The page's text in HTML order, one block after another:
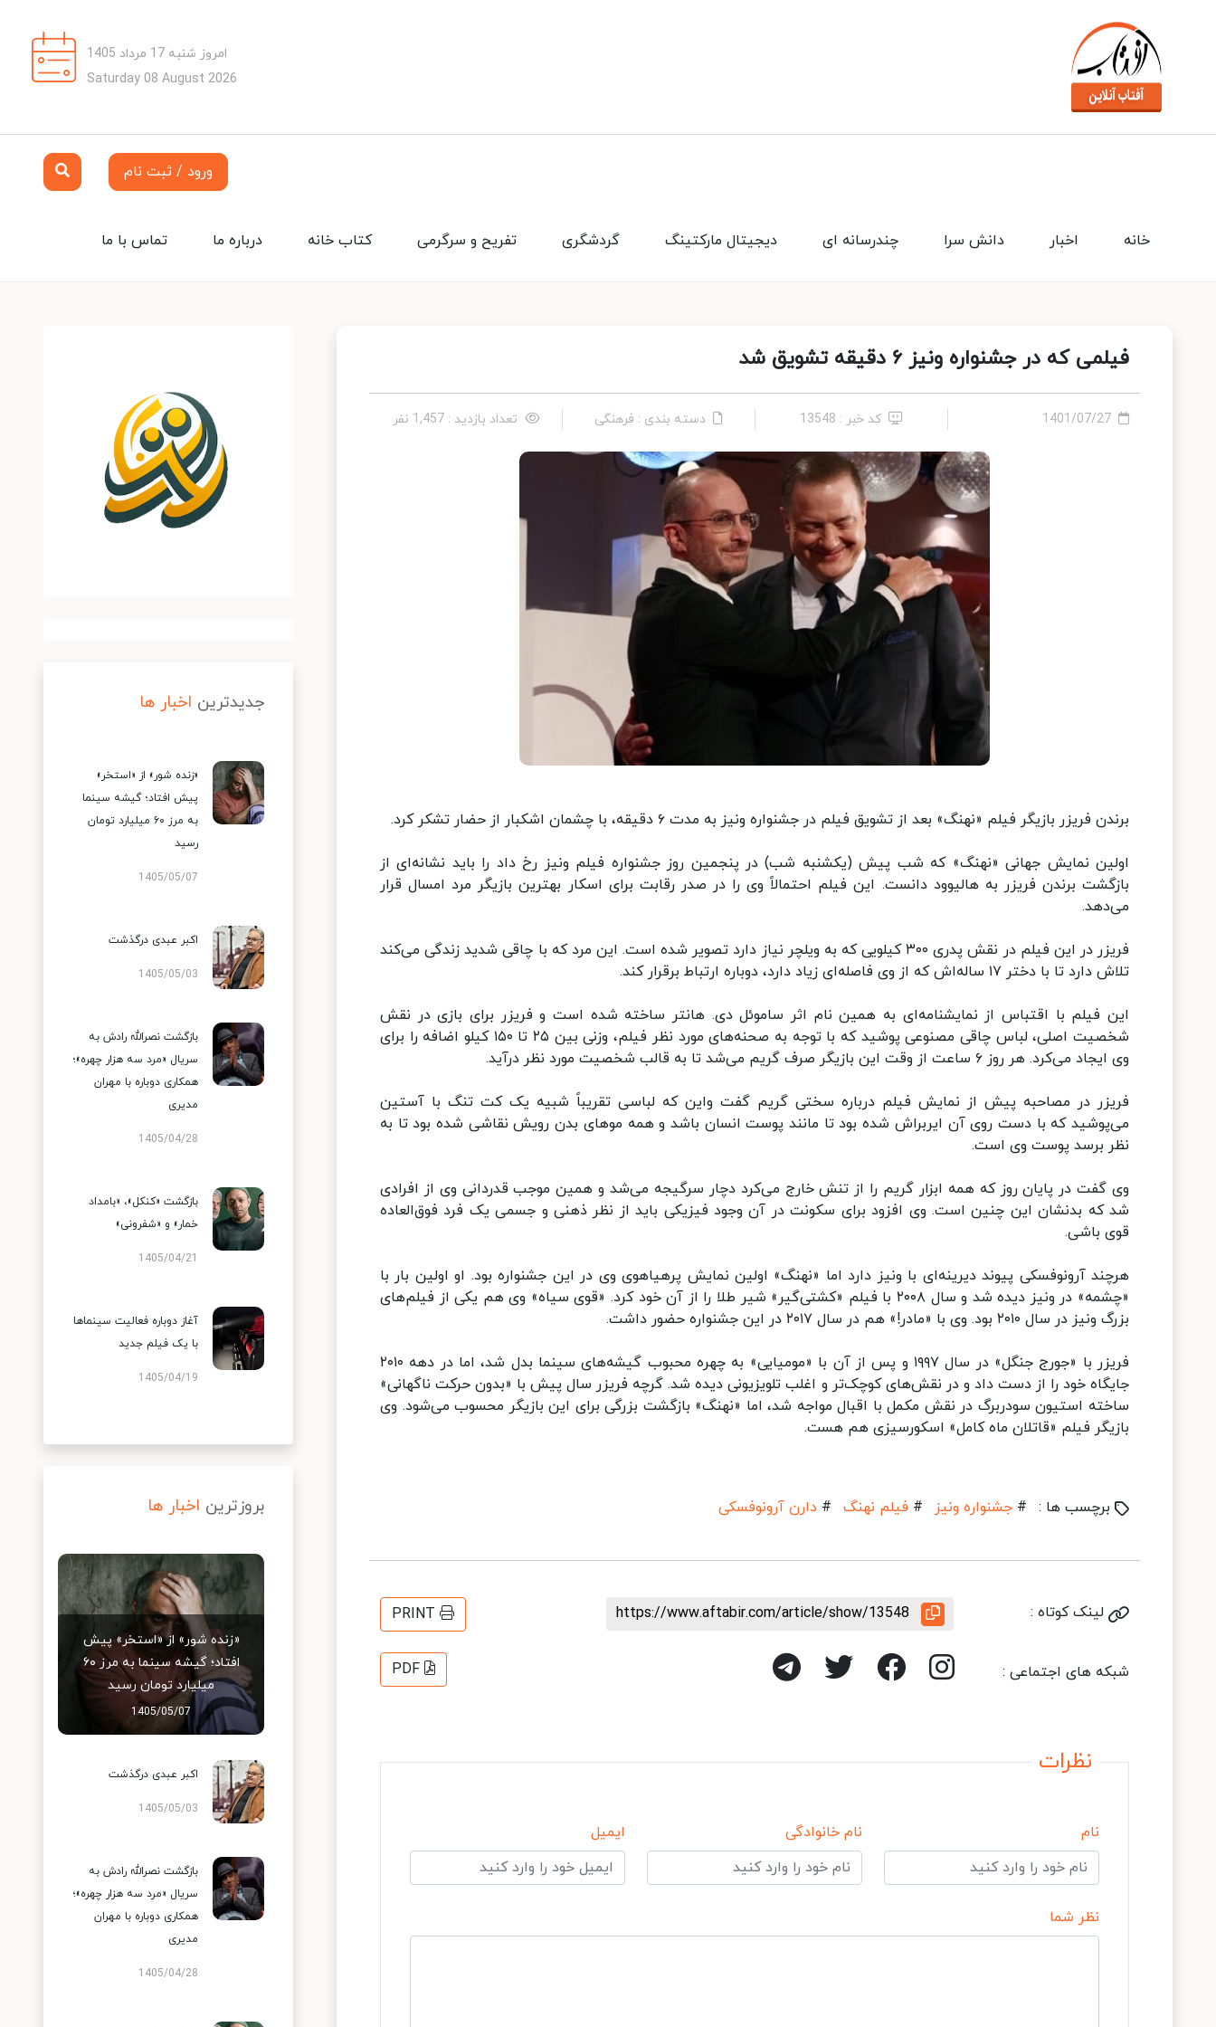
امروز شنبه 17 مرداد 1405
Saturday 08 August 2026
ورود / ثبت نام
تماس با ما درباره ما کتاب خانه تفریح و سرگرمی گردشگری دیجیتال مارکتینگ چندرسانه ای دانش سرا اخبار خانه
فیلمی که در جشنواره ونیز ۶ دقیقه تشویق شد
1401/07/27 کد خبر : 13548 دسته بندی : فرهنگی تعداد بازدید : 1,457 نفر
برندن فریزر بازیگر فیلم «نهنگ» بعد از تشویق فیلم در جشنواره ونیز به مدت ۶ دقیقه، با چشمان اشکبار از حضار تشکر کرد.
اولین نمایش جهانی «نهنگ» که شب پیش (یکشنبه شب) در پنجمین روز جشنواره فیلم ونیز رخ داد را باید نشانه‌ای از
بازگشت برندن فریزر به هالیوود دانست. این فیلم احتمالاً وی را در صدر رقابت برای اسکار بهترین بازیگر مرد امسال قرار
می‌دهد.
فریزر در این فیلم در نقش پدری ۳۰۰ کیلویی که به ویلچر نیاز دارد تصویر شده است. این مرد که با چاقی شدید زندگی می‌کند
تلاش دارد تا با دختر ۱۷ ساله‌اش که از وی فاصله‌ای زیاد دارد، دوباره ارتباط برقرار کند.
این فیلم با اقتباس از نمایشنامه‌ای به همین نام اثر ساموئل دی. هانتر ساخته شده است و فریزر برای بازی در نقش
شخصیت اصلی، لباس چاقی مصنوعی پوشید که با توجه به صحنه‌های مورد نظر فیلم، وزنی بین ۲۵ تا ۱۵۰ کیلو اضافه را برای
وی ایجاد می‌کرد. هر روز ۶ ساعت از وقت این بازیگر صرف گریم می‌شد تا به قالب شخصیت مورد نظر درآید.
فریزر در مصاحبه پیش از نمایش فیلم درباره سختی گریم گفت واین که لباسی تقریباً شبیه یک کت تنگ با آستین
می‌پوشید که با دست روی آن ایربراش شده بود تا مانند پوست انسان باشد و همه موهای بدن رویش نقاشی شده بود تا به
نظر برسد پوست وی است.
وی گفت در پایان روز که همه ابزار گریم را از تنش خارج می‌کرد دچار سرگیجه می‌شد و همین موجب قدردانی وی از افرادی
شد که بدنشان این چنین است. وی افزود برای سکونت در آن وجود فیزیکی باید از نظر ذهنی و جسمی یک فرد فوق‌العاده
قوی باشی.
هرچند آرونوفسکی پیوند دیرینه‌ای با ونیز دارد اما «نهنگ» اولین نمایش پرهیاهوی وی در این جشنواره بود. او اولین بار با
«چشمه» در ونیز دیده شد و سال ۲۰۰۸ با فیلم «کشتی‌گیر» شیر طلا را از آن خود کرد. «قوی سیاه» وی هم یکی از فیلم‌های
بزرگ ونیز در سال ۲۰۱۰ بود. وی با «مادر!» هم در سال ۲۰۱۷ در این جشنواره حضور داشت.
فریزر با «جورج جنگل» در سال ۱۹۹۷ و پس از آن با «مومیایی» به چهره محبوب گیشه‌های سینما بدل شد، اما در دهه ۲۰۱۰
جایگاه خود را از دست داد و در نقش‌های کوچک‌تر و اغلب تلویزیونی دیده شد. گرچه فریزر سال پیش با «بدون حرکت ناگهانی»
ساخته استیون سودربرگ در نقش مکمل با اقبال مواجه شد، اما «نهنگ» بازگشت بزرگی برای این بازیگر محسوب می‌شود. وی
بازیگر فیلم «قاتلان ماه کامل» اسکورسیزی هم هست.
برچسب ها : # جشنواره ونیز # فیلم‌ نهنگ # دارن آرونوفسکی
لینک کوتاه : https://www.aftabir.com/article/show/13548
PRINT
شبکه های اجتماعی : PDF
نظرات
نام نام خانوادگی ایمیل
نظر شما
جدیدترین اخبار ها
«زنده شور» از «استخر»
پیش افتاد؛ گیشه سینما
به مرز ۶۰ میلیارد تومان
رسید
1405/05/07
اکبر عبدی درگذشت
1405/05/03
بازگشت نصرالله رادش به
سریال «مرد سه هزار چهره»؛
همکاری دوباره با مهران
مدیری
1405/04/28
بازگشت «کنکل»، «بامداد
خمار» و «شفرونی»
1405/04/21
آغاز دوباره فعالیت سینماها
با یک فیلم جدید
1405/04/19
بروزترین اخبار ها
«زنده شور» از «استخر» پیش
افتاد؛ گیشه سینما به مرز ۶۰
میلیارد تومان رسید
1405/05/07
اکبر عبدی درگذشت
1405/05/03
بازگشت نصرالله رادش به
سریال «مرد سه هزار چهره»؛
همکاری دوباره با مهران
مدیری
1405/04/28